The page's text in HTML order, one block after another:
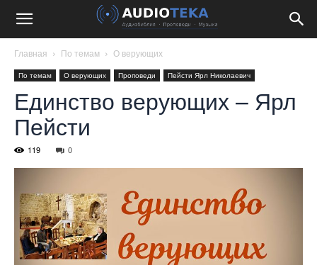
Главная По темам О верующих
По темам О верующих Проповеди Пейсти Ярл Николаевич
Единство верующих – Ярл
Пейсти
119 0